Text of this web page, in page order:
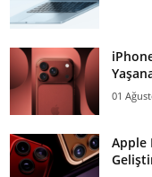
01
Apple